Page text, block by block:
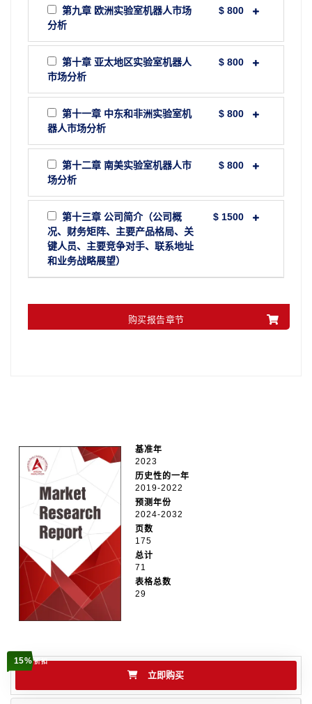
第九章 欧洲实验室机器人市场
分析
$ 800
第十章 亚太地区实验室机器人
市场分析
$ 800
第十一章 中东和非洲实验室机
器人市场分析
$ 800
第十二章 南美实验室机器人市
场分析
$ 800
第十三章 公司简介（公司概
况、财务矩阵、主要产品格局、关
键人员、主要竞争对手、联系地址
和业务战略展望）
$ 1500
购买报告章节
基准年
2023
历史性的一年
2019-2022
预测年份
2024-2032
页数
175
总计
71
表格总数
29
15%折扣
立即购买